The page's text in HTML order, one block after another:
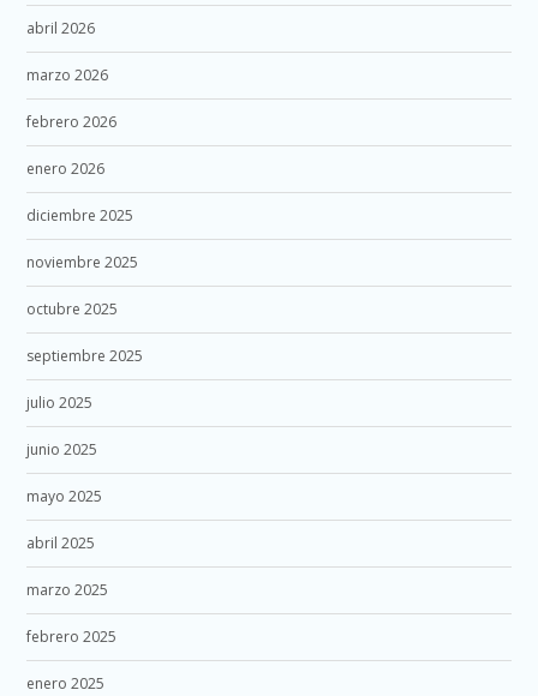
abril 2026
marzo 2026
febrero 2026
enero 2026
diciembre 2025
noviembre 2025
octubre 2025
septiembre 2025
julio 2025
junio 2025
mayo 2025
abril 2025
marzo 2025
febrero 2025
enero 2025